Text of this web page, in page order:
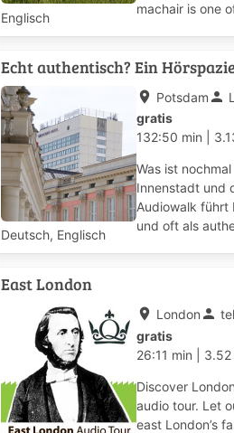
Englisch
machair is one
Echt authentisch? Ein
Deutsch, Englisch
place Potsdam person
gratis
132:50 min
Was ist
Innenstadt und
Audiowalk führt
und oft als
East London
place London person
gratis
26:11 min
3.52
Discover
audio tour. Let
east London’s